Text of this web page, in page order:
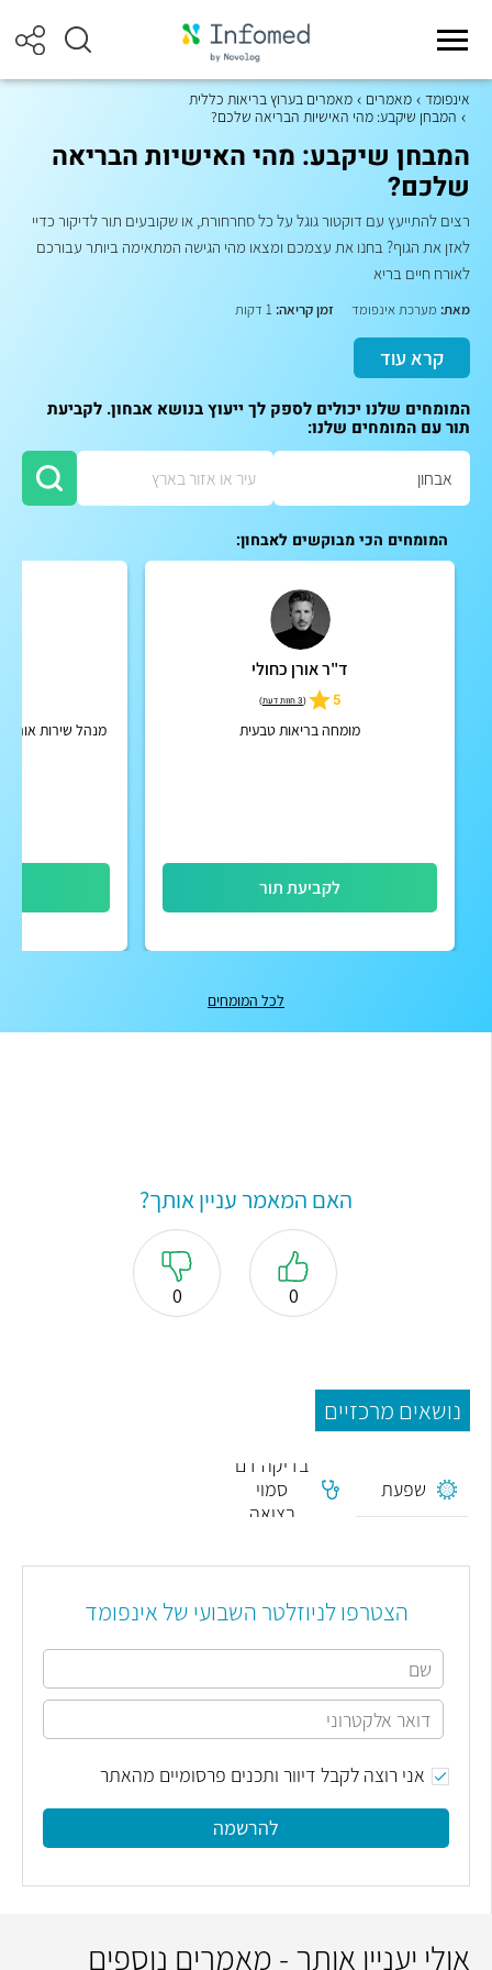
אינפומד מאמרים
מאמרים בערוץ בריאות כללית
המבחן שיקבע: מהי האישיות הבריאה שלכם?
המבחן שיקבע: מהי האישיות הבריאה
שלכם?
רצים להתייעץ עם דוקטור גוגל על כל סחרחורת, או שקובעים תור לדיקור כדיי
לאזן את הגוף? בחנו את עצמכם ומצאו מהי הגישה המתאימה ביותר עבורכם
לאורח חיים בריא
מאת: מערכת אינפומד זמן קריאה:
קרא עוד
המומחים שלנו יכולים לספק לך ייעוץ בנושא אבחון. לקביעת
תור עם המומחים שלנו:
המומחים הכי מבוקשים לאבחון:
ד"ר אורן כחולי
5
(3 חוות דעת )
מומחה בריאות טבעית
לקביעת תור
מנהל שירות
לכל המומחים
האם המאמר עניין אותך?
0
0
נושאים מרכזיים
שפעת
בדיקה דם
סמוי
בצואה
הצטרפו לניוזלטר השבועי של אינפומד
אני רוצה לקבל דיוור ותכנים פרסומיים מהאתר
להרשמה
אולי יעניין אותך - מאמרים נוספים